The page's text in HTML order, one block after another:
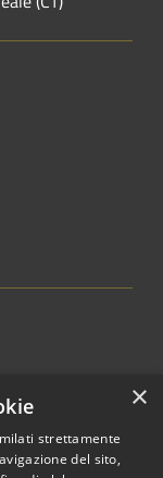
×
strettamente
del sito,